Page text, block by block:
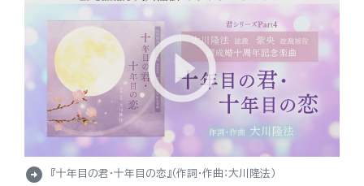
arrow_circle_right 『十年目の君・十年目の恋』（作詞・作曲：大川隆法）